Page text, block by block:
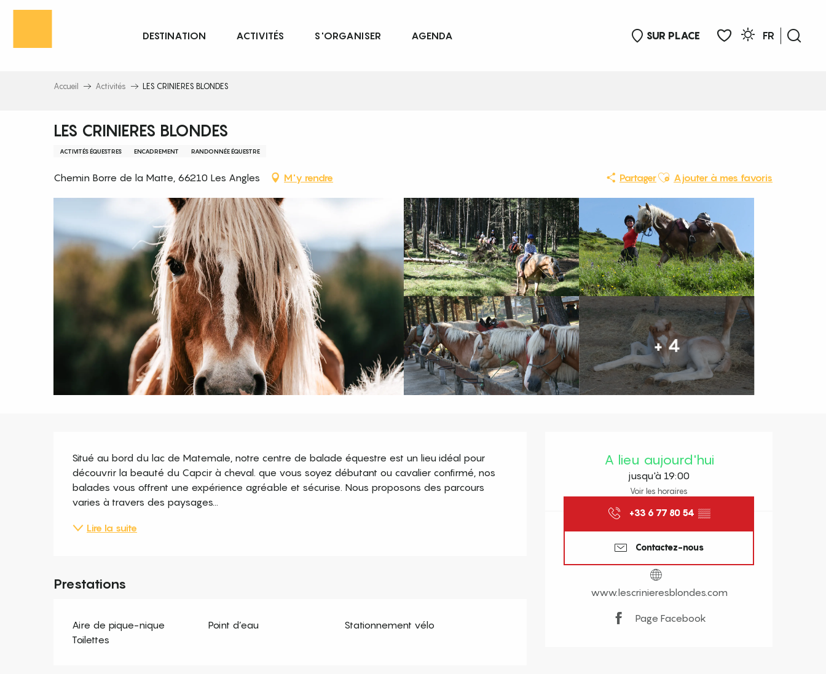
Aller
principal
SUR PLACE
FR
DESTINATION ACTIVITÉS S'ORGANISER AGENDA
Accueil Activités LES CRINIERES BLONDES
LES CRINIERES BLONDES
ACTIVITÉS ÉQUESTRES ENCADREMENT RANDONNÉE ÉQUESTRE
Chemin Borre de la Matte, 66210 Les Angles M'y rendre PartagerAjouter aux favoris
Ajouter à mes favoris
+ 4
A lieu aujourd'hui
jusqu'à 19:00
Voir les horaires
+33 6 77 80 54 ▒▒
Contactez-nous
www.lescrinieresblondes.com
Page Facebook
Description
Situé au bord du lac de Matemale, notre centre de balade équestre est un lieu idéal pour
découvrir la beauté du Capcir à cheval. que vous soyez débutant ou cavalier confirmé, nos
balades vous offrent une expérience agréable et sécurise. Nous proposons des parcours
varies à travers des paysages...
Lire la suite
Prestations
Aire de pique-nique Point d’eau
Stationnement vélo
Toilettes